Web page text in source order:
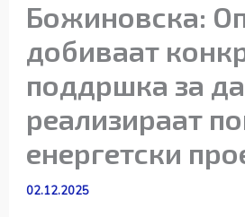
Божиновска:
добиваат
поддршка за да
реализираат
енергетски
02.12.2025